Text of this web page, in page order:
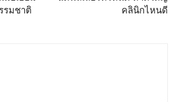
รมชาติ
คลินิกไหนดี